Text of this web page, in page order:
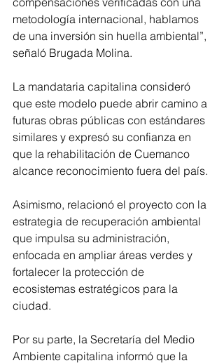
metodología internacional, hablamos
de una inversión sin huella ambiental”,
señaló Brugada Molina.
La mandataria capitalina consideró
que este modelo puede abrir camino a
futuras obras públicas con estándares
similares y expresó su confianza en
que la rehabilitación de Cuemanco
alcance reconocimiento fuera del país.
Asimismo, relacionó el proyecto con la
estrategia de recuperación ambiental
que impulsa su administración,
enfocada en ampliar áreas verdes y
fortalecer la protección de
ecosistemas estratégicos para la
ciudad.
Por su parte, la Secretaría del Medio
Ambiente capitalina informó que la